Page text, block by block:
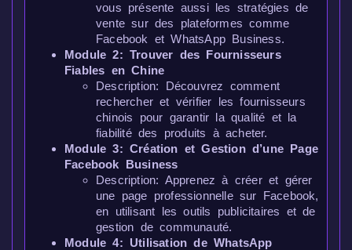
vous présente aussi les stratégies de
vente sur des plateformes comme
Facebook et WhatsApp Business.
Module 2: Trouver des Fournisseurs
Fiables en Chine
Description: Découvrez comment
rechercher et vérifier les fournisseurs
chinois pour garantir la qualité et la
fiabilité des produits à acheter.
Module 3: Création et Gestion d’une Page
Facebook Business
Description: Apprenez à créer et gérer
une page professionnelle sur Facebook,
en utilisant les outils publicitaires et de
gestion de communauté.
Module 4: Utilisation de WhatsApp